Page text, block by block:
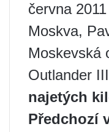
června
Moskva,
Moskevská
Outlander
najetých
Předchozí